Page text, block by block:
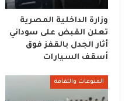
وزارة الداخلية المصرية
تعلن القبض على سوداني
أثار الجدل بالقفز فوق
أسقف السيارات
المنوعات والثقافة